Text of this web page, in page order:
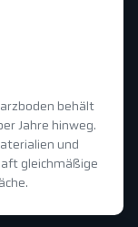
behält
Jahre hinweg.
und
gleichmäßige